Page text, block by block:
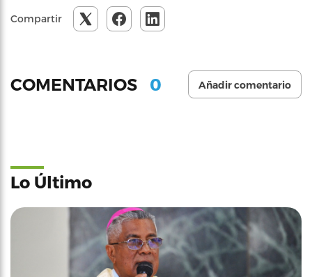
Compartir
COMENTARIOS 0 Añadir comentario
Lo Último